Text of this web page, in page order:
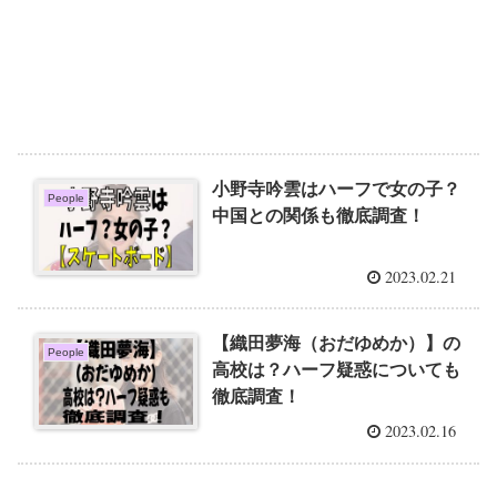
People
小野寺吟雲はハーフで女の子？
中国との関係も徹底調査！
2023.02.21
People
【織田夢海（おだゆめか）】の
高校は？ハーフ疑惑についても
徹底調査！
2023.02.16